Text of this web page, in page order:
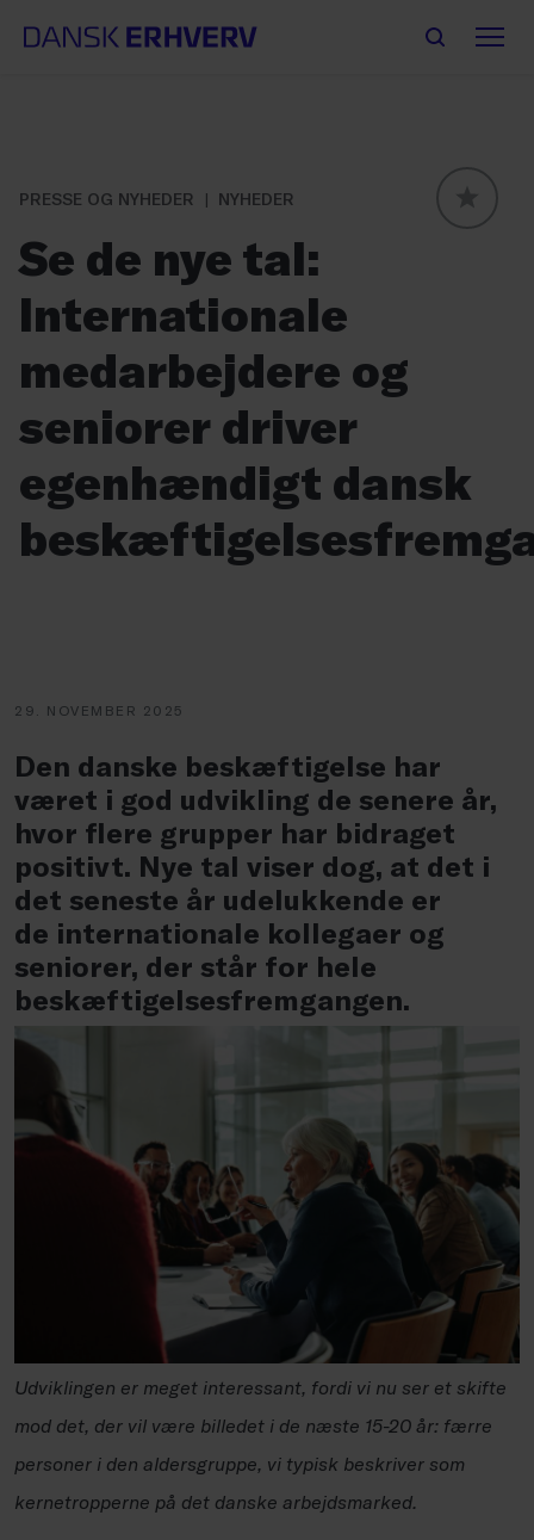
PRESSE OG NYHEDER
NYHEDER
Se de nye tal:
Internationale
medarbejdere og
seniorer driver
egenhændigt dansk
29. NOVEMBER 2025
Den danske beskæftigelse har
været i god udvikling de senere år,
hvor flere grupper har bidraget
positivt. Nye tal viser dog, at det i
det seneste år udelukkende er
de internationale kollegaer og
seniorer, der står for hele
beskæftigelsesfremgangen.
Udviklingen er meget interessant, fordi vi nu ser et skifte
mod det, der vil være billedet i de næste 15-20 år: færre
personer i den aldersgruppe, vi typisk beskriver som
kernetropperne på det danske arbejdsmarked.